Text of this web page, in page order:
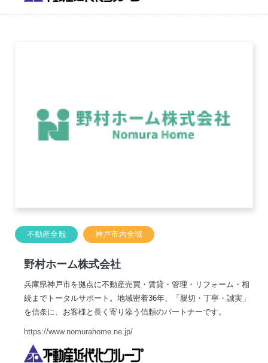
不動産全般 神戸市内全域
野村ホーム株式会社
兵庫県神戸市を拠点に不動産売買・賃貸・管理・リフォーム・相
続までトータルサポート。地域密着36年、「親切・丁寧・誠実」
を信条に、お客様と長く寄り添う信頼のパートナーです。
https://www.nomurahome.ne.jp/